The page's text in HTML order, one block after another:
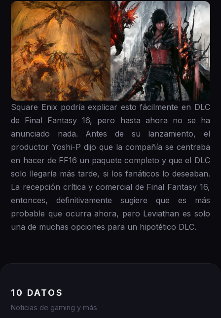
Square Enix podría explicar esto fácilmente en DLC
de Final Fantasy 16, pero hasta ahora no se ha
anunciado nada. Antes de su lanzamiento, el
productor Yoshi-P dijo que la compañía se centraba
en hacer de FF16 un paquete completo y que el DLC
solo llegaría más tarde, si los fanáticos lo deseaban.
La recepción crítica y comercial de Final Fantasy 16,
entonces, definitivamente sugiere que es más
probable que ocurra ahora, pero Leviathan es solo
una de muchas opciones para un hipotético DLC.
10 DATOS
Noticias de gaming y más